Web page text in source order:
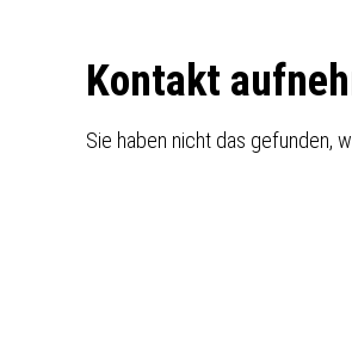
FooterKontakt
Sie haben nicht das gefunden,